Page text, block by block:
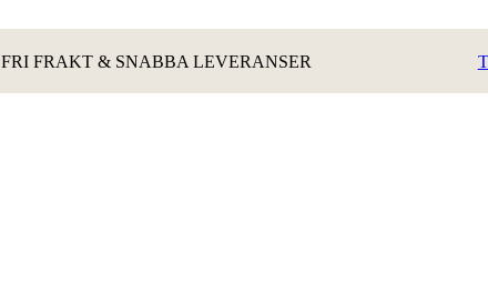
FRI FRAKT & SNABBA LEVERANSER